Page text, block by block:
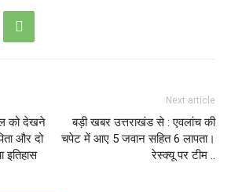
को देखने
और दो
इतिहास
Next article
बड़ी खबर उत्तराखंड से : एवलांच की
चपेट में आए 5 जवान सहित 6 लापता।
रेस्क्यू पर टीम ..